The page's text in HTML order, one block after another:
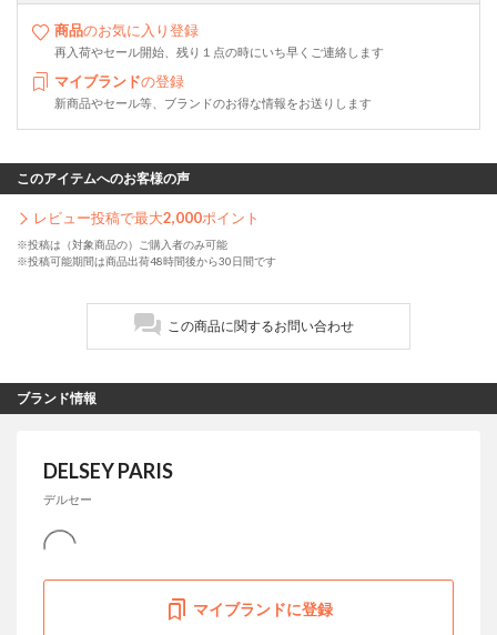
商品のお気に入り登録
再入荷やセール開始、残り１点の時にいち早くご連絡します
マイブランドの登録
新商品やセール等、ブランドのお得な情報をお送りします
このアイテムへのお客様の声
レビュー投稿で最大2,000ポイント
※投稿は（対象商品の）ご購入者のみ可能
※投稿可能期間は商品出荷48時間後から30日間です
この商品に関するお問い合わせ
ブランド情報
DELSEY PARIS
デルセー
マイブランドに登録